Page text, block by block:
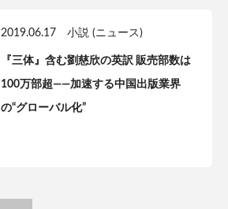
2019.06.17 小説 (ニュース)
『三体』含む劉慈欣の英訳 販売部数は
100万部超——加速する中国出版業界
の“グローバル化”